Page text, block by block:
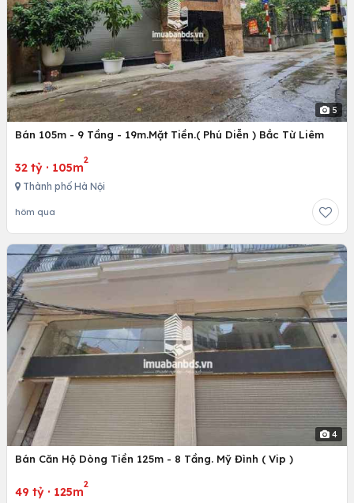
5
Bán 105m - 9 Tầng - 19m.Mặt Tiền.( Phú Diễn ) Bắc Từ Liêm
32 tỷ · 105m
2
Thành phố Hà Nội
hôm qua
4
Bán Căn Hộ Dòng Tiền 125m - 8 Tầng. Mỹ Đình ( Vip )
49 tỷ · 125m
2